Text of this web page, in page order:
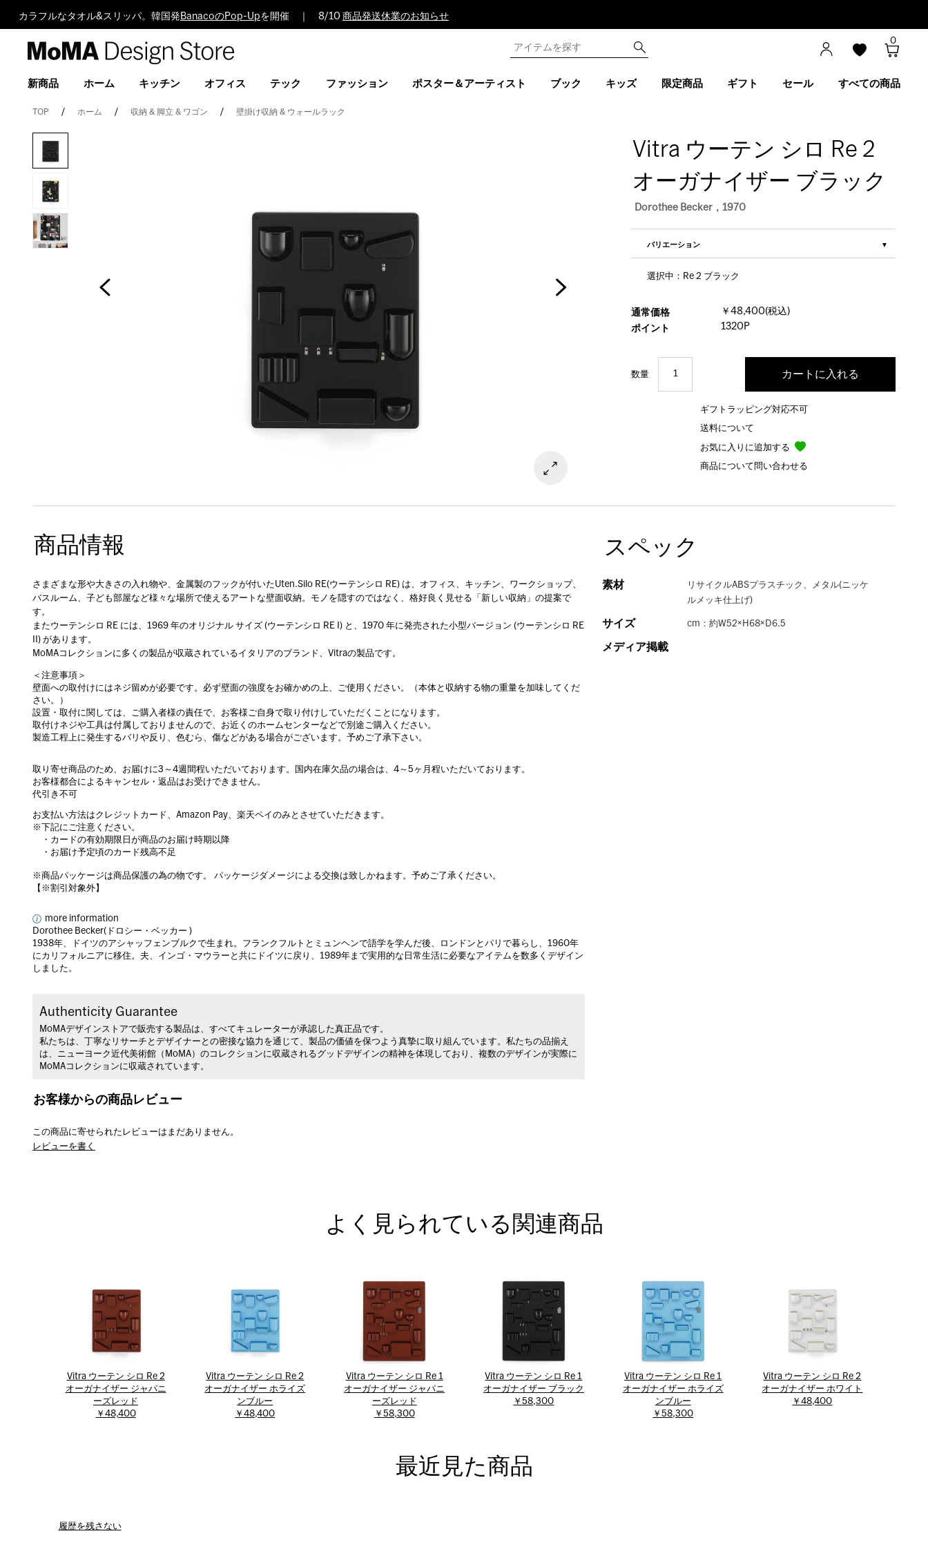
カラフルなタオル&スリッパ。韓国発 BanacoのPop-Upを開催 ｜ 8/10 商品発送休業のお知らせ
Design
0
新商品 ホーム キッチン オフィス テック ファッション ポスター＆アーティスト ブック キッズ 限定商品 ギフト セール すべての商品
TOP ホーム 収納 & 脚立 & ワゴン 壁掛け収納 & ウォールラック
Vitra ウーテン シロ Re 2
オーガナイザー ブラック
Dorothee Becker，1970
バリエーション
選択中：Re 2 ブラック
通常価格
￥48,400(税込)
ポイント
1320P
数量
ギフトラッピング対応不可
送料について
お気に入りに追加する
商品について問い合わせる
商品情報
さまざまな形や大きさの入れ物や、金属製のフックが付いたUten.Silo RE(ウーテンシロ RE) は、オフィス、キッチン、ワークショップ、
バスルーム、子ども部屋など様々な場所で使えるアートな壁面収納。モノを隠すのではなく、格好良く見せる「新しい収納」の提案で
す。
またウーテンシロ RE には、1969 年のオリジナル サイズ (ウーテンシロ RE I) と、1970 年に発売された小型バージョン (ウーテンシロ RE
II) があります。
MoMAコレクションに多くの製品が収蔵されているイタリアのブランド、Vitraの製品です。
＜注意事項＞
壁面への取付けにはネジ留めが必要です。必ず壁面の強度をお確かめの上、ご使用ください。（本体と収納する物の重量を加味してくだ
さい。）
設置・取付に関しては、ご購入者様の責任で、お客様ご自身で取り付けしていただくことになります。
取付けネジや工具は付属しておりませんので、お近くのホームセンターなどで別途ご購入ください。
製造工程上に発生するバリや反り、色むら、傷などがある場合がございます。予めご了承下さい。
取り寄せ商品のため、お届けに3～4週間程いただいております。国内在庫欠品の場合は、4～5ヶ月程いただいております。
お客様都合によるキャンセル・返品はお受けできません。
代引き不可
お支払い方法はクレジットカード、Amazon Pay、楽天ペイのみとさせていただきます。
※下記にご注意ください。
・カードの有効期限日が商品のお届け時期以降
・お届け予定頃のカード残高不足
※商品パッケージは商品保護の為の物です。 パッケージダメージによる交換は致しかねます。予めご了承ください。
【※割引対象外】
more information
Dorothee Becker(ドロシー・ベッカー )
1938年、ドイツのアシャッフェンブルクで生まれ。フランクフルトとミュンヘンで語学を学んだ後、ロンドンとパリで暮らし、1960年
にカリフォルニアに移住。夫、インゴ・マウラーと共にドイツに戻り、1989年まで実用的な日常生活に必要なアイテムを数多くデザイン
しました。
Authenticity Guarantee
MoMAデザインストアで販売する製品は、すべてキュレーターが承認した真正品です。
私たちは、丁寧なリサーチとデザイナーとの密接な協力を通じて、製品の価値を保つよう真摯に取り組んでいます。私たちの品揃え
は、ニューヨーク近代美術館（MoMA）のコレクションに収蔵されるグッドデザインの精神を体現しており、複数のデザインが実際に
MoMAコレクションに収蔵されています。
スペック
素材
リサイクルABSプラスチック、メタル(ニッケ
ルメッキ仕上げ)
サイズ cm：約W52×H68×D6.5
メディア掲載
お客様からの商品レビュー
この商品に寄せられたレビューはまだありません。
レビューを書く
よく見られている関連商品
Vitra ウーテン シロ Re 2
オーガナイザー ジャパニ
ーズレッド
￥48,400
Vitra ウーテン シロ Re 2
オーガナイザー ホライズ
ンブルー
￥48,400
Vitra ウーテン シロ Re 1
オーガナイザー ジャパニ
ーズレッド
￥58,300
Vitra ウーテン シロ Re 1
オーガナイザー ブラック
￥58,300
Vitra ウーテン シロ Re 1
オーガナイザー ホライズ
ンブルー
￥58,300
Vitra ウーテン シロ Re 2
オーガナイザー ホワイト
￥48,400
最近見た商品
履歴を残さない